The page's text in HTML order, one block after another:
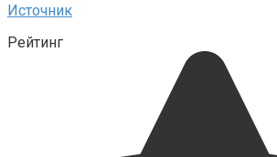
Источник
Рейтинг